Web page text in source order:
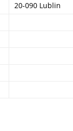
20-090 Lublin